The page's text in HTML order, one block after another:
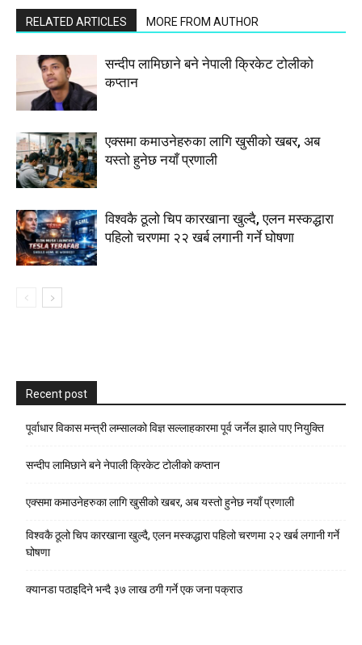
RELATED ARTICLES MORE FROM AUTHOR
सन्दीप लामिछाने बने नेपाली क्रिकेट टोलीको
कप्तान
एक्समा कमाउनेहरुका लागि खुसीको खबर, अब
यस्तो हुनेछ नयाँ प्रणाली
विश्वकै ठूलो चिप कारखाना खुल्दै, एलन मस्कद्धारा
पहिलो चरणमा २२ खर्ब लगानी गर्ने घोषणा
Recent post
पूर्वाधार विकास मन्त्री लम्सालको विज्ञ सल्लाहकारमा पूर्व जर्नेल झाले पाए नियुक्ति
सन्दीप लामिछाने बने नेपाली क्रिकेट टोलीको कप्तान
एक्समा कमाउनेहरुका लागि खुसीको खबर, अब यस्तो हुनेछ नयाँ प्रणाली
विश्वकै ठूलो चिप कारखाना खुल्दै, एलन मस्कद्धारा पहिलो चरणमा २२ खर्ब लगानी गर्ने
घोषणा
क्यानडा पठाइदिने भन्दै ३७ लाख ठगी गर्ने एक जना पक्राउ